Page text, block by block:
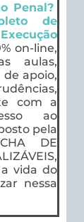
Penal?
de
on-line,
aulas,
apoio,
com a
ao
pela
DE
vida do
nessa